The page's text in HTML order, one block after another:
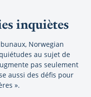
inquiètes
Norwegian
au sujet de
pas seulement
aussi des défis pour
».